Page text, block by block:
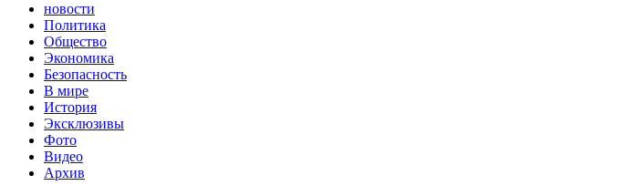
новости
Политика
Общество
Экономика
Безопасность
В мире
История
Эксклюзивы
Фото
Видео
Архив